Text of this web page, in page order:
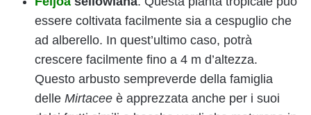
essere coltivata facilmente sia a cespuglio che
ad alberello. In quest’ultimo caso, potrà
crescere facilmente fino a 4 m d’altezza.
Questo arbusto sempreverde della famiglia
delle Mirtacee è apprezzata anche per i suoi